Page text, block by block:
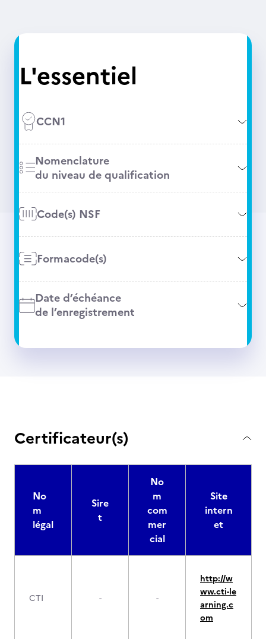
L'essentiel
CCN1
Nomenclature
du niveau de qualification
Code(s) NSF
Formacode(s)
Date d’échéance
de l’enregistrement
Certificateur(s)
No
m
légal
Sire
t
No
m
com
mer
cial
Site
intern
et
CTI - -
http://w
ww.cti-le
arning.c
om